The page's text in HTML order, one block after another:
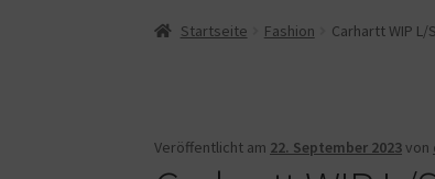
Start Cookie-Richtlinie (EU)
Startseite Fashion Carhartt WIP
Veröffentlicht am 22. September 2023von